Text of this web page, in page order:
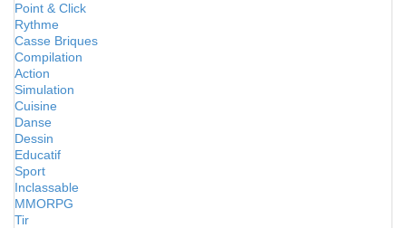
Point & Click
Rythme
Casse Briques
Compilation
Action
Simulation
Cuisine
Danse
Dessin
Educatif
Sport
Inclassable
MMORPG
Tir